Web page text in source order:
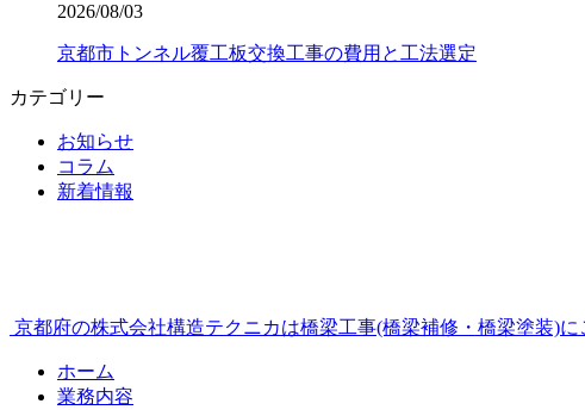
2026/08/03
京都市トンネル覆工板交換工事の費用と工法選定
カテゴリー
お知らせ
コラム
新着情報
京都府の株式会社構造テクニカは橋梁工事(橋梁補修・橋梁塗装)に
ホーム
業務内容